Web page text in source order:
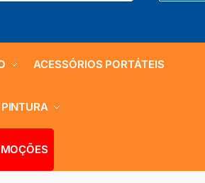
ACESSÓRIOS PORTÁTEIS
PINTURA